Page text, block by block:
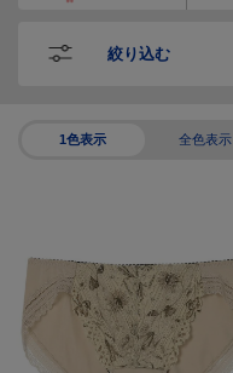
絞り込む
1色表示 全色表示